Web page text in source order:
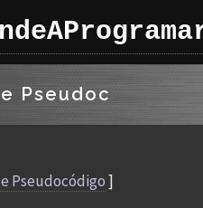
Pseudoc
Pseudocódigo]